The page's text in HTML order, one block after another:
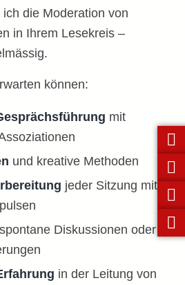
die Moderation von
in Ihrem Lesekreis –
können:
mit
und kreative Methoden
jeder Sitzung mit
Diskussionen oder
in der Leitung von